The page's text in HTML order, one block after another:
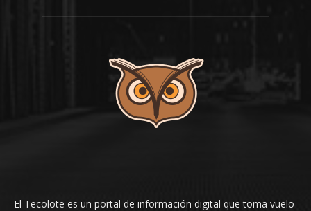
El Tecolote es un portal de información digital que toma vuelo